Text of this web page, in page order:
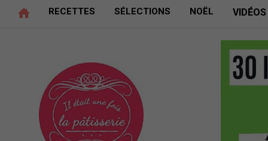
RECETTES SÉLECTIONS NOËL VIDÉOS